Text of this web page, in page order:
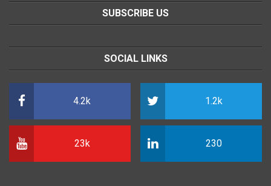
SUBSCRIBE US
SOCIAL LINKS
4.2k 1.2k
23k 230